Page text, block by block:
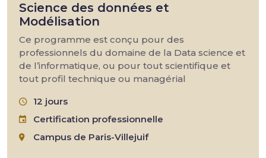
Science des données et
Modélisation
Ce programme est conçu pour des
professionnels du domaine de la Data science et
de l’informatique, ou pour tout scientifique et
tout profil technique ou managérial
12 jours
Certification professionnelle
Campus de Paris-Villejuif